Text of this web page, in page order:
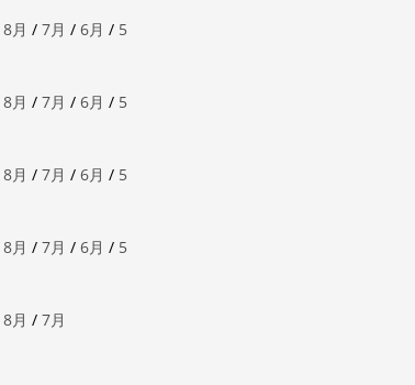
8月 / 7月 / 6月 / 5
8月 / 7月 / 6月 / 5
8月 / 7月 / 6月 / 5
8月 / 7月 / 6月 / 5
8月 / 7月